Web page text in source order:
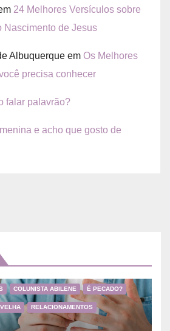
24 Melhores Versículos sobre
Nascimento de Jesus
Albuquerque em Os Melhores
precisa conhecer
falar palavrão?
e acho que gosto de
COLUNISTA ABILENE É PECADO?
RELACIONAMENTOS